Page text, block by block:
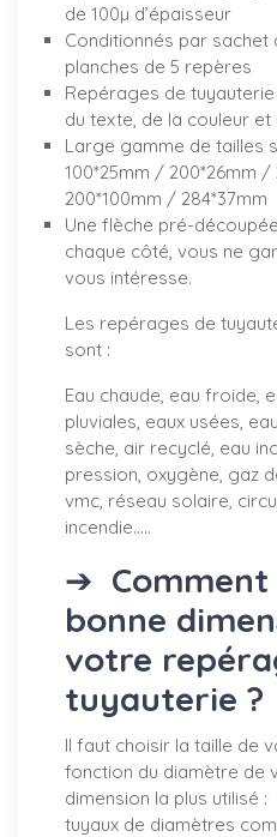
de 100µ d’épaisseur
Conditionnés par sachet
planches de 5 repères
Repérages de
du texte, de la couleur
Large gamme de tailles
100*25mm / 200*26mm
200*100mm / 284*37mm
Une flèche pré-
chaque côté, vous ne
vous intéresse.
Les repérages de
sont :
Eau chaude, eau froide,
pluviales, eaux usées,
sèche, air recyclé, eau
pression, oxygène, gaz
vmc, réseau solaire,
incendie.....
➔
bonne
votre
tuyauterie ?
Il faut choisir la taille de
fonction du diamètre de
dimension la plus utilisé
tuyaux de diamètres